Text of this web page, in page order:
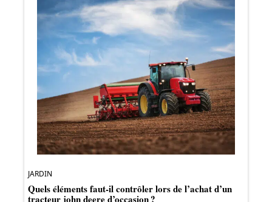
JARDIN
Quels éléments faut-il contrôler lors de l’achat d’un
tracteur john deere d’occasion ?